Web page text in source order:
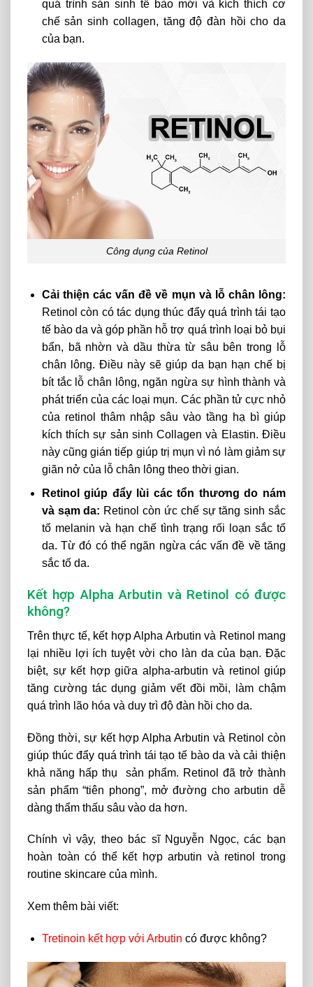
quá trình sản sinh tế bào mới và kích thích cơ
chế sản sinh collagen, tăng độ đàn hồi cho da
của bạn.
Công dụng của Retinol
Cải thiện các vấn đề về mụn và lỗ chân lông:
Retinol còn có tác dụng thúc đẩy quá trình tái tạo
tế bào da và góp phần hỗ trợ quá trình loại bỏ bụi
bẩn, bã nhờn và dầu thừa từ sâu bên trong lỗ
chân lông. Điều này sẽ giúp da bạn hạn chế bị
bít tắc lỗ chân lông, ngăn ngừa sự hình thành và
phát triển của các loại mụn. Các phần tử cực nhỏ
của retinol thâm nhập sâu vào tầng hạ bì giúp
kích thích sự sản sinh Collagen và Elastin. Điều
này cũng gián tiếp giúp trị mụn vì nó làm giảm sự
giãn nở của lỗ chân lông theo thời gian.
Retinol giúp đẩy lùi các tổn thương do nám
và sạm da: Retinol còn ức chế sự tăng sinh sắc
tố melanin và hạn chế tình trạng rối loạn sắc tố
da. Từ đó có thể ngăn ngừa các vấn đề về tăng
sắc tố da.
Kết hợp Alpha Arbutin và Retinol có được
không?
Trên thực tế, kết hợp Alpha Arbutin và Retinol mang
lại nhiều lợi ích tuyệt vời cho làn da của bạn. Đặc
biệt, sự kết hợp giữa alpha-arbutin và retinol giúp
tăng cường tác dụng giảm vết đồi mồi, làm chậm
quá trình lão hóa và duy trì độ đàn hồi cho da.
Đồng thời, sự kết hợp Alpha Arbutin và Retinol còn
giúp thúc đẩy quá trình tái tạo tế bào da và cải thiện
khả năng hấp thụ sản phẩm. Retinol đã trở thành
sản phẩm “tiên phong”, mở đường cho arbutin dễ
dàng thẩm thấu sâu vào da hơn.
Chính vì vậy, theo bác sĩ Nguyễn Ngọc, các bạn
hoàn toàn có thể kết hợp arbutin và retinol trong
routine skincare của mình.
Xem thêm bài viết:
Tretinoin kết hợp với Arbutin có được không?